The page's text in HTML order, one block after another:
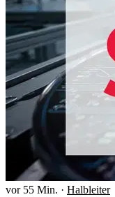
vor 55 Min. · Halbleiter